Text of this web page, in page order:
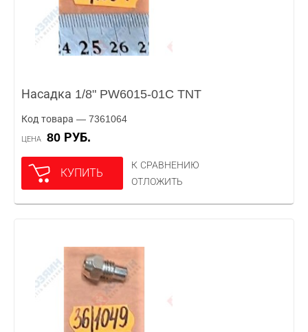
Насадка 1/8" PW6015-01C TNT
Код товара — 7361064
ЦЕНА 80 РУБ.
КУПИТЬ
К СРАВНЕНИЮ
ОТЛОЖИТЬ